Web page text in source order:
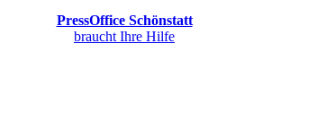
PressOffice Schönstatt
braucht Ihre Hilfe